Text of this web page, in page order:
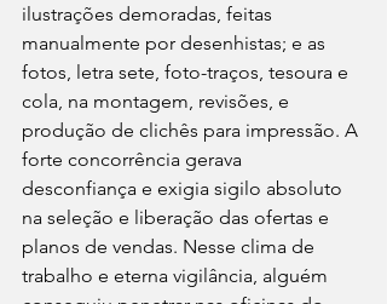
ilustrações demoradas, feitas
manualmente por desenhistas; e as
fotos, letra sete, foto-traços, tesoura e
cola, na montagem, revisões, e
produção de clichês para impressão. A
forte concorrência gerava
desconfiança e exigia sigilo absoluto
na seleção e liberação das ofertas e
planos de vendas. Nesse clima de
trabalho e eterna vigilância, alguém